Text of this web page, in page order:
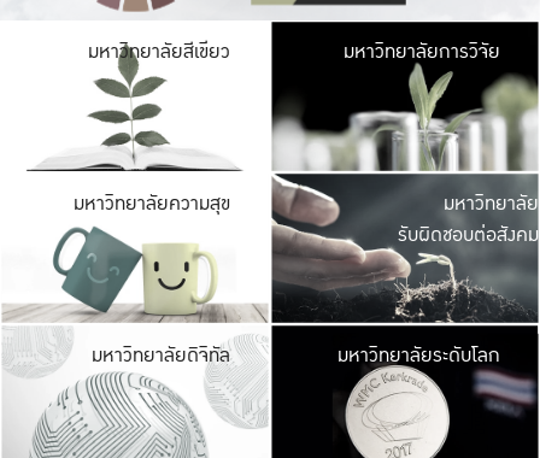
มหาวิทยาลัยสีเขียว มหาวิ
มีพื้นที่เขียวสดใส
เป็นป่าในเมือง เกษต
มหาวิทยาลัยการวิจัย
มหาวิทยาลัยความสุข มหาวิ
ค
เปิดประ
และพบเรื่องราวใ
มหาวิทยาลัย
รับผิดชอบต่อสังคม
มหาวิทยาลัยดิจิทัล มหาวิ
เปลี่ยนแปลง แล
เพื่อทำง
ระบบสารสนเทศ
มหาวิทยาลัยระดับโลก